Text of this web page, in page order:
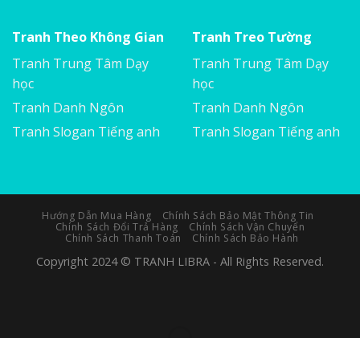
Tranh Theo Không Gian
Tranh Trung Tâm Dạy
học
Tranh Danh Ngôn
Tranh Slogan Tiếng anh
Tranh Treo Tường
Tranh Trung Tâm Dạy
học
Tranh Danh Ngôn
Tranh Slogan Tiếng anh
Hướng Dẫn Mua Hàng
Chính Sách Bảo Mật Thông Tin
Chính Sách Đổi Trả Hàng
Chính Sách Vận Chuyển
Chính Sách Thanh Toán
Chính Sách Bảo Hành
Copyright 2024 © TRANH LIBRA - All Rights Reserved.